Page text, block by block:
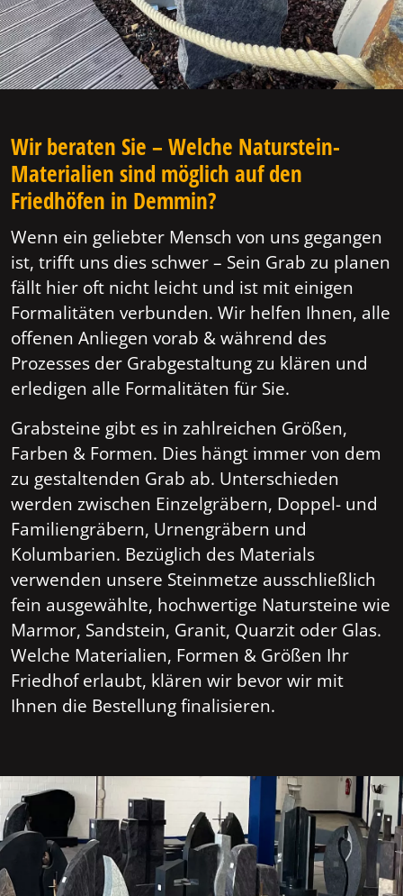
Wir beraten Sie – Welche Naturstein-
Materialien sind möglich auf den
Friedhöfen in Demmin?
Wenn ein geliebter Mensch von uns gegangen
ist, trifft uns dies schwer – Sein Grab zu planen
fällt hier oft nicht leicht und ist mit einigen
Formalitäten verbunden. Wir helfen Ihnen, alle
offenen Anliegen vorab & während des
Prozesses der Grabgestaltung zu klären und
erledigen alle Formalitäten für Sie.
Grabsteine gibt es in zahlreichen Größen,
Farben & Formen. Dies hängt immer von dem
zu gestaltenden Grab ab. Unterschieden
werden zwischen Einzelgräbern, Doppel- und
Familiengräbern, Urnengräbern und
Kolumbarien. Bezüglich des Materials
verwenden unsere Steinmetze ausschließlich
fein ausgewählte, hochwertige Natursteine wie
Marmor, Sandstein, Granit, Quarzit oder Glas.
Welche Materialien, Formen & Größen Ihr
Friedhof erlaubt, klären wir bevor wir mit
Ihnen die Bestellung finalisieren.